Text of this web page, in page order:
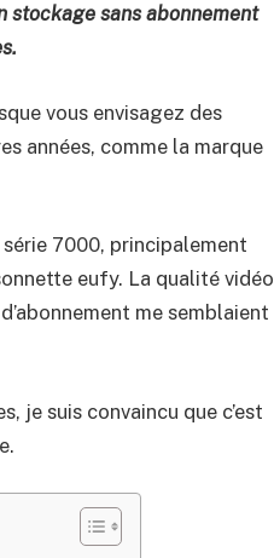
stockage sans abonnement
vous envisagez des
années, comme la marque
7000, principalement
eufy. La qualité vidéo
me semblaient
je suis convaincu que c’est